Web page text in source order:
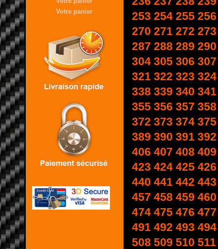
Votre panier
253 254 255 256
270 271 272 273
287 288 289 290
304 305 306 307
321 322 323 324
338 339 340 341
355 356 357 358
372 373 374 375
389 390 391 392
406 407 408 409
423 424 425 426
440 441 442 443
457 458 459 460
474 475 476 477
491 492 493 494
508 509 510 511